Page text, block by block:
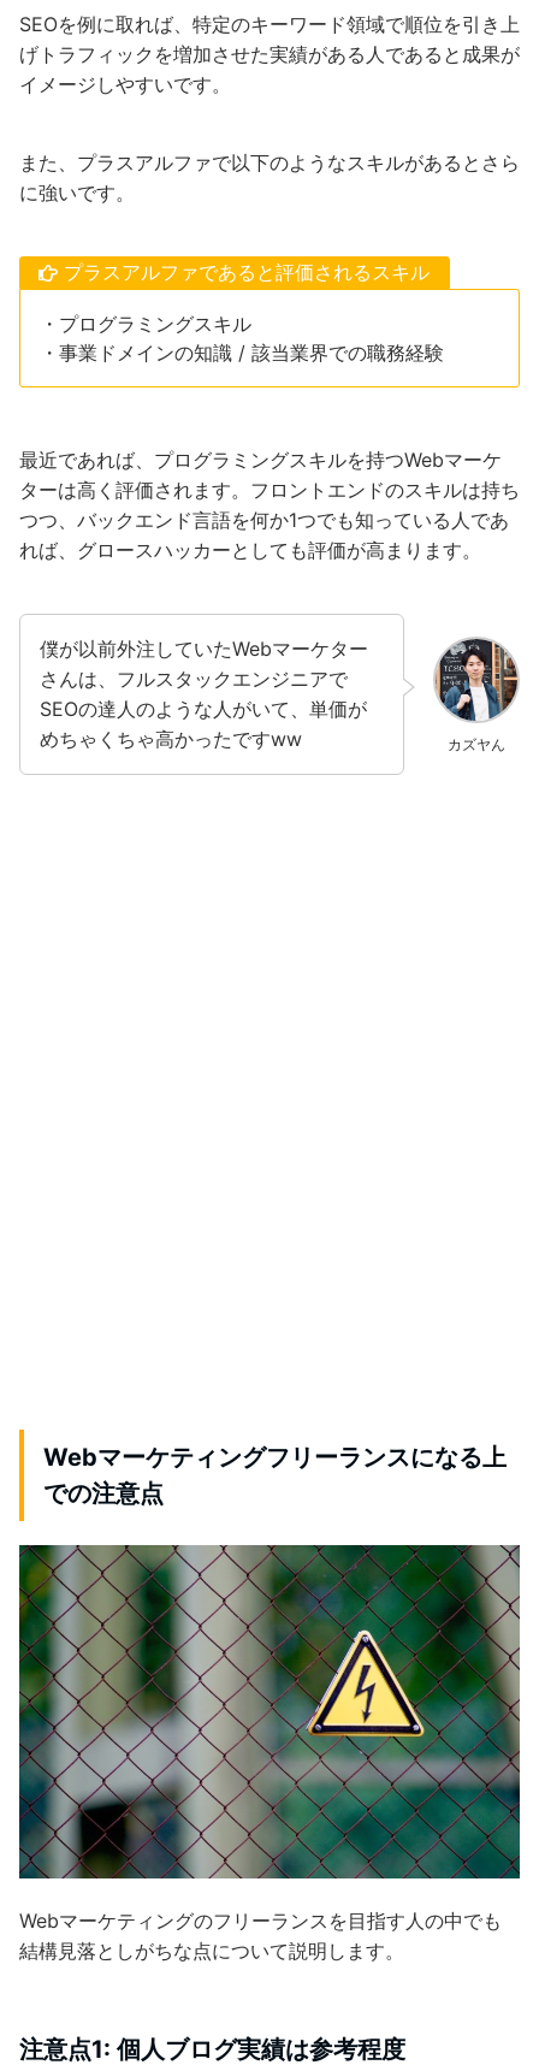
SEOを例に取れば、特定のキーワード領域で順位を引き上
げトラフィックを増加させた実績がある人であると成果が
イメージしやすいです。
また、プラスアルファで以下のようなスキルがあるとさら
に強いです。
プラスアルファであると評価されるスキル
・プログラミングスキル
・事業ドメインの知識 / 該当業界での職務経験
最近であれば、プログラミングスキルを持つWebマーケ
ターは高く評価されます。フロントエンドのスキルは持ち
つつ、バックエンド言語を何か1つでも知っている人であ
れば、グロースハッカーとしても評価が高まります。
カズヤん
僕が以前外注していたWebマーケター
さんは、フルスタックエンジニアで
SEOの達人のような人がいて、単価が
めちゃくちゃ高かったですww
Webマーケティングフリーランスになる上
での注意点
Webマーケティングのフリーランスを目指す人の中でも
結構見落としがちな点について説明します。
注意点1: 個人ブログ実績は参考程度